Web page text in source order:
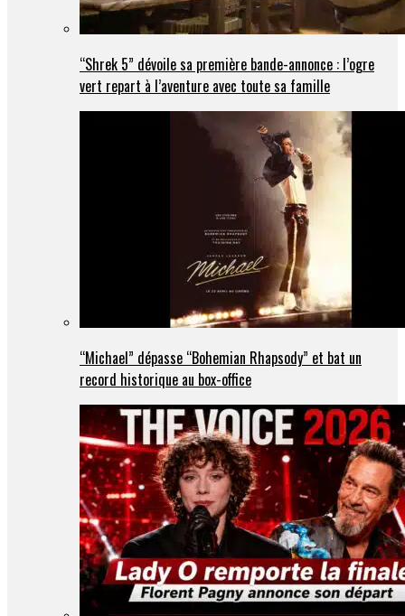
“Shrek 5” dévoile sa première bande-annonce : l’ogre
vert repart à l’aventure avec toute sa famille
“Michael” dépasse “Bohemian Rhapsody” et bat un
record historique au box-office